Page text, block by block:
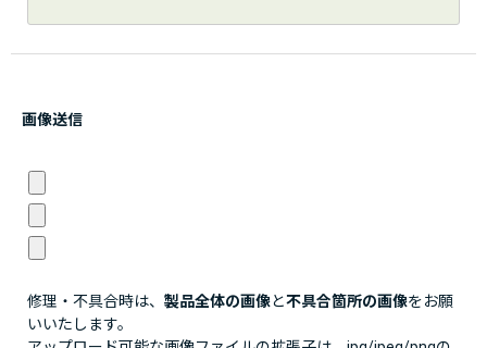
画像送信
修理・不具合時は、 製品全体の画像と不具合箇所の画像をお願
いいたします。